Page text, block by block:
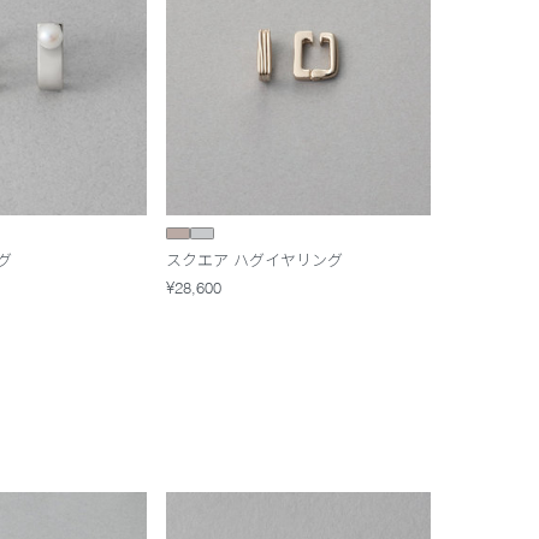
スクエア ハグイヤリング
¥28,600